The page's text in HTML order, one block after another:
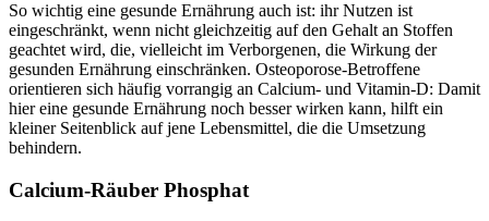
So wichtig eine gesunde Ernährung auch ist: ihr Nutzen ist
eingeschränkt, wenn nicht gleichzeitig auf den Gehalt an Stoffen
geachtet wird, die, vielleicht im Verborgenen, die Wirkung der
gesunden Ernährung einschränken. Osteoporose-Betroffene
orientieren sich häufig vorrangig an Calcium- und Vitamin-D: Damit
hier eine gesunde Ernährung noch besser wirken kann, hilft ein
kleiner Seitenblick auf jene Lebensmittel, die die Umsetzung
behindern.
Calcium-Räuber Phosphat